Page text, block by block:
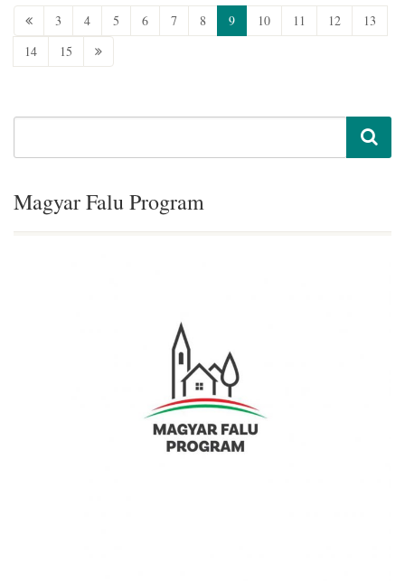
3 4 5 6 7 8 9 10 11 12
13
14
15
Magyar Falu Program